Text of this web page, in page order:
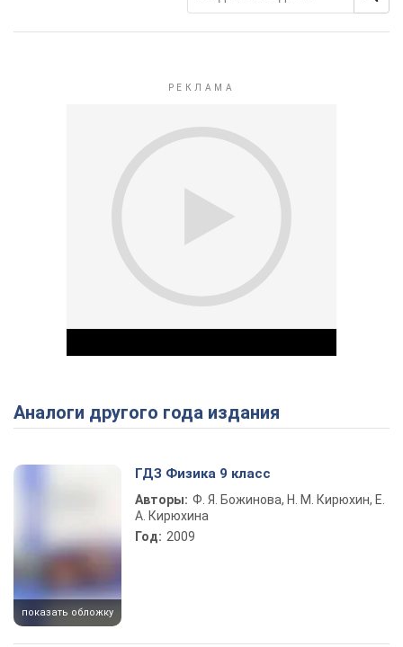
Play Video
Аналоги другого года издания
показать обложку
ГДЗ Физика 9 класс
Авторы: Ф. Я. Божинова, Н. М. Кирюхин, Е.
А. Кирюхина
Год: 2009